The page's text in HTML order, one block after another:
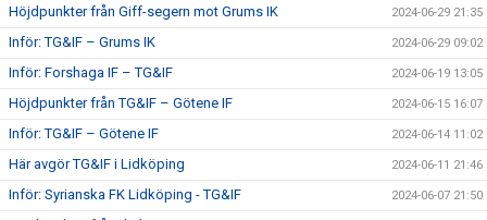
Höjdpunkter från Giff-segern mot Grums IK 2024-06-29 21:35
Inför: TG&IF – Grums IK 2024-06-29 09:02
Inför: Forshaga IF – TG&IF 2024-06-19 13:05
Höjdpunkter från TG&IF – Götene IF 2024-06-15 16:07
Inför: TG&IF – Götene IF 2024-06-14 11:02
Här avgör TG&IF i Lidköping 2024-06-11 21:46
Inför: Syrianska FK Lidköping - TG&IF 2024-06-07 21:50